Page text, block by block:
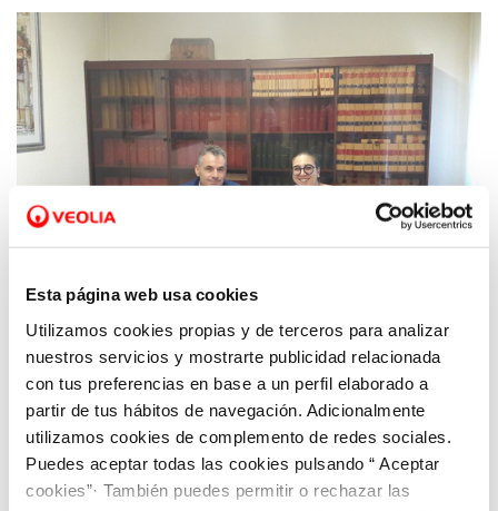
Esta página web usa cookies
Utilizamos cookies propias y de terceros para analizar
nuestros servicios y mostrarte publicidad relacionada
con tus preferencias en base a un perfil elaborado a
partir de tus hábitos de navegación. Adicionalmente
utilizamos cookies de complemento de redes sociales.
Puedes aceptar todas las cookies pulsando “ Aceptar
cookies”· También puedes permitir o rechazar las
07 NOV 2018
Aquona gestionará el servicio municipal de
agua y alcantarillado en Lerma (burgos)
hasta octubre de 2028